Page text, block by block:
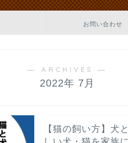
お問い合わせ
― ARCHIVES ―
2022年 7月
【猫の飼い方】犬